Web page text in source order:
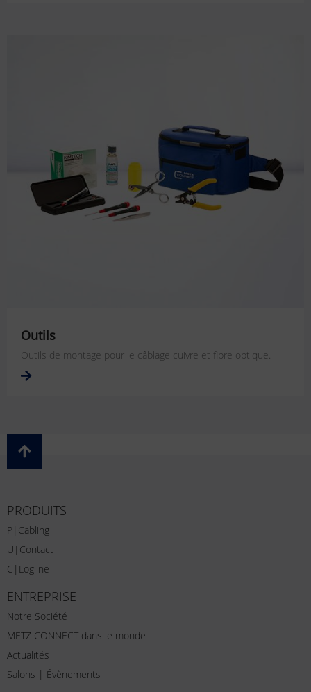
Outils
Outils de montage pour le câblage cuivre et fibre optique.
PRODUITS
P|Cabling
U|Contact
C|Logline
ENTREPRISE
Notre Société
METZ CONNECT dans le monde
Actualités
Salons | Évènements